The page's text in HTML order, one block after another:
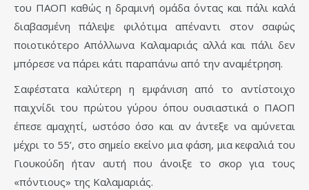
του ΠΑΟΠ καθώς η δραμινή ομάδα όντας και πάλι καλά
διαβασμένη πάλεψε φιλότιμα απέναντι στον σαφώς
ποιοτικότερο Απόλλωνα Καλαμαριάς αλλά και πάλι δεν
μπόρεσε να πάρει κάτι παραπάνω από την αναμέτρηση.
Σαφέστατα καλύτερη η εμφάνιση από το αντίστοιχο
παιχνίδι του πρώτου γύρου όπου ουσιαστικά ο ΠΑΟΠ
έπεσε αμαχητί, ωστόσο όσο και αν άντεξε να αμύνεται
μέχρι το 55’, στο σημείο εκείνο μια φάση, μια κεφαλιά του
Γιουκούδη ήταν αυτή που άνοιξε το σκορ για τους
«πόντιους» της Καλαμαριάς.